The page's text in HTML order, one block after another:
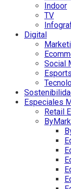
Indoor
TV
Digital
Social
Esports
Especiales
Retail